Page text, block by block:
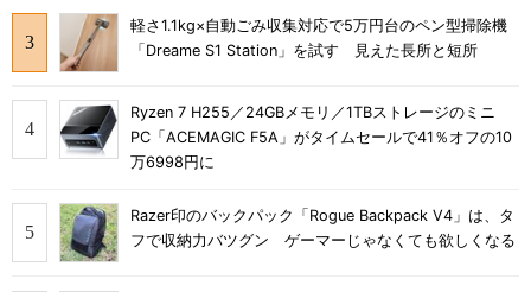
軽さ1.1kg×自動ごみ収集対応で5万円台のペン型掃除機
「Dreame S1 Station」を試す 見えた長所と短所
Ryzen 7 H255／24GBメモリ／1TBストレージのミニ
PC「ACEMAGIC F5A」がタイムセールで41％オフの10
万6998円に
Razer印のバックパック「Rogue Backpack V4」は、タ
フで収納力バツグン ゲーマーじゃなくても欲しくなる